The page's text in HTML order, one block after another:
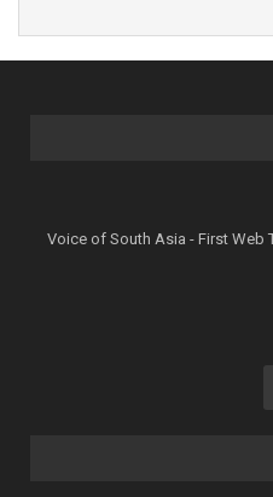
Voice of South Asia - First Web